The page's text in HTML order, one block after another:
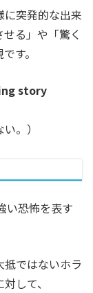
突発的な出来
る」や「驚く
す。
story
。）
い恐怖を表す
ではないホラ
して、